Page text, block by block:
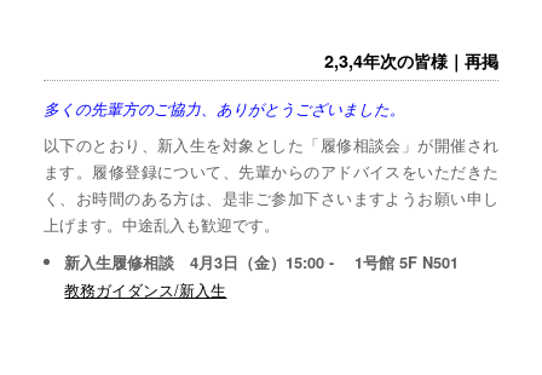
2,3,4年次の皆様｜再掲
多くの先輩方のご協力、ありがとうございました。
以下のとおり、新入生を対象とした「履修相談会」が開催され
ます。履修登録について、先輩からのアドバイスをいただきた
く、お時間のある方は、是非ご参加下さいますようお願い申し
上げます。中途乱入も歓迎です。
新入生履修相談 4月3日（金）15:00 - 1号館 5F N501
教務ガイダンス/新入生